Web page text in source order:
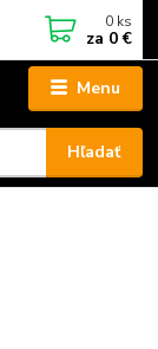
Menu
Hľadať
0 ks
za 0 €